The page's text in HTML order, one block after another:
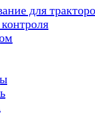
для